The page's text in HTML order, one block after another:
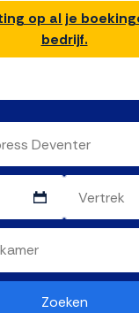
op al je
bedrijf.
Zoeken